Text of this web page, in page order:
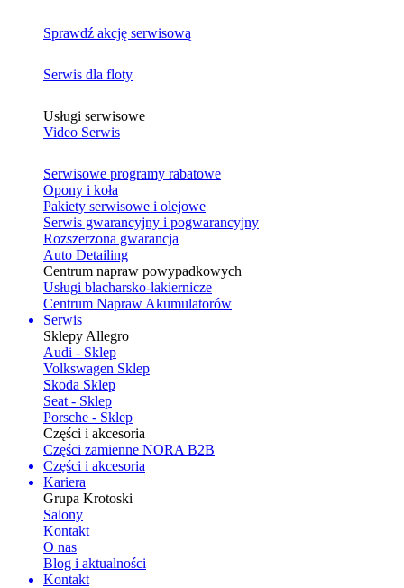
Sprawdź akcję serwisową
Serwis dla floty
Usługi serwisowe
Video Serwis
Serwisowe programy rabatowe
Opony i koła
Pakiety serwisowe i olejowe
Serwis gwarancyjny i pogwarancyjny
Rozszerzona gwarancja
Auto Detailing
Centrum napraw powypadkowych
Usługi blacharsko-lakiernicze
Centrum Napraw Akumulatorów
Serwis
Sklepy Allegro
Audi - Sklep
Volkswagen Sklep
Skoda Sklep
Seat - Sklep
Porsche - Sklep
Części i akcesoria
Części zamienne NORA B2B
Części i akcesoria
Kariera
Grupa Krotoski
Salony
Kontakt
O nas
Blog i aktualności
Kontakt